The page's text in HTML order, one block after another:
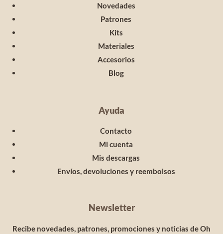
Novedades
Patrones
Kits
Materiales
Accesorios
Blog
Ayuda
Contacto
Mi cuenta
Mis descargas
Envíos, devoluciones y reembolsos
Newsletter
Recibe novedades, patrones, promociones y noticias de Oh